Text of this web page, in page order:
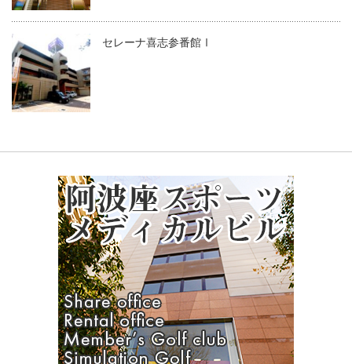
セレーナ喜志参番館Ⅰ